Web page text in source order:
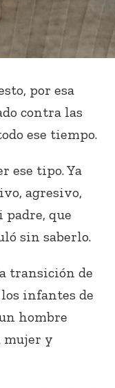
por esa
contra las
ese tiempo.
ese tipo. Ya
agresivo,
padre, que
sin saberlo.
transición de
infantes de
hombre
mujer y